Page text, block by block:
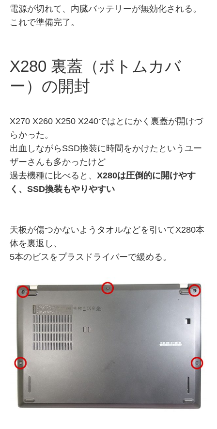
電源が切れて、内臓バッテリーが無効化される。
これで準備完了。
X280 裏蓋（ボトムカバ
ー）の開封
X270 X260 X250 X240ではとにかく裏蓋が開けづ
らかった。
出血しながらSSD換装に時間をかけたというユー
ザーさんも多かったけど
過去機種に比べると、 X280は圧倒的に開けやす
く、SSD換装もやりやすい
天板が傷つかないようタオルなどを引いてX280本
体を裏返し、
5本のビスをプラスドライバーで緩める。